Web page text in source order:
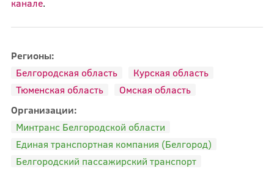
канале.
Регионы:
Белгородская область
Курская область
Тюменская область
Омская область
Организации:
Минтранс Белгородской области
Единая транспортная компания (Белгород)
Белгородский пассажирский транспорт